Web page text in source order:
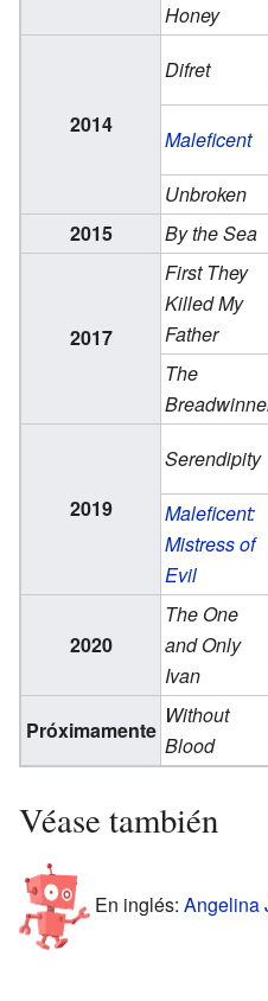
Honey
2014
Difret
Maleficent
Unbroken
2015
By the Sea
2017
First They
Killed My
Father
The
2019
Serendipity
Maleficent:
Mistress of
Evil
2020
The One
and Only
Ivan
Próximamente
Without
Blood
Véase también
En inglés: Angelina